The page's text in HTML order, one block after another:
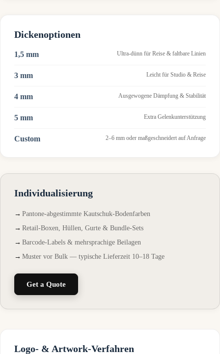
Dickenoptionen
1,5 mm Ultra-dünn für Reise & faltbare Linien
3 mm Leicht für Studio & Reise
4 mm Ausgewogene Dämpfung & Stabilität
5 mm Extra Gelenkunterstützung
Custom 2–6 mm oder maßgeschneidert auf Anfrage
Individualisierung
Pantone-abgestimmte Kautschuk-Bodenfarben
Retail-Boxen, Hüllen, Gurte & Bundle-Sets
Barcode-Labels & mehrsprachige Beilagen
Muster vor Bulk — typische Lieferzeit 10–18 Tage
Get a Quote
Logo- & Artwork-Verfahren